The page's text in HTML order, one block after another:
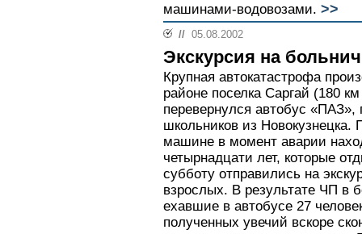
машинами-водовозами. >>
// 05.08.2002
Экскурсия на
Крупная автокатастрофа
районе поселка Саргай (180
перевернулся автобус «ПАЗ»,
школьников из
машине в момент аварии
четырнадцати лет, которые
субботу отправились на
взрослых. В результате ЧП в
ехавшие в автобусе 27
полученных увечий вскоре